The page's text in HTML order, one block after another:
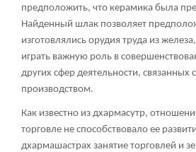
предположить, что керамика была
Найденный шлак позволяет
изготовлялись орудия труда из
играть важную роль в
других сфер деятельности, связанных
производством.
Как известно из дхармасутр,
торговле не способствовало ее
дхармашастрах занятие торговлей и